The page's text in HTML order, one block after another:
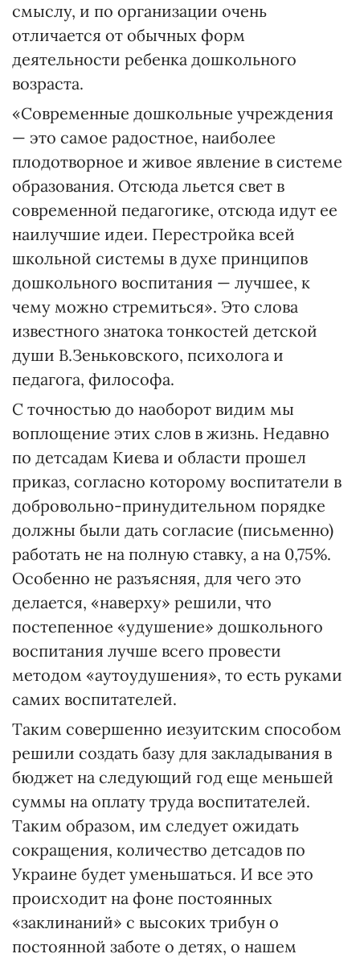
смыслу, и по организации очень
отличается от обычных форм
деятельности ребенка дошкольного
возраста.
«Современные дошкольные учреждения
— это самое радостное, наиболее
плодотворное и живое явление в системе
образования. Отсюда льется свет в
современной педагогике, отсюда идут ее
наилучшие идеи. Перестройка всей
школьной системы в духе принципов
дошкольного воспитания — лучшее, к
чему можно стремиться». Это слова
известного знатока тонкостей детской
души В.Зеньковского, психолога и
педагога, философа.
С точностью до наоборот видим мы
воплощение этих слов в жизнь. Недавно
по детсадам Киева и области прошел
приказ, согласно которому воспитатели в
добровольно-принудительном порядке
должны были дать согласие (письменно)
работать не на полную ставку, а на 0,75%.
Особенно не разъясняя, для чего это
делается, «наверху» решили, что
постепенное «удушение» дошкольного
воспитания лучше всего провести
методом «аутоудушения», то есть руками
самих воспитателей.
Таким совершенно иезуитским способом
решили создать базу для закладывания в
бюджет на следующий год еще меньшей
суммы на оплату труда воспитателей.
Таким образом, им следует ожидать
сокращения, количество детсадов по
Украине будет уменьшаться. И все это
происходит на фоне постоянных
«заклинаний» с высоких трибун о
постоянной заботе о детях, о нашем